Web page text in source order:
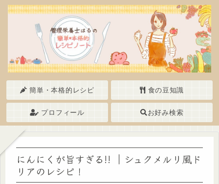
簡単・本格的レシピ 食の豆知識
プロフィール お好み検索
にんにくが旨すぎる!! ｜シュクメルリ風ド
リアのレシピ！